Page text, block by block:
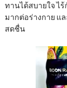
ทานได้สบายใจ ไ
มากต่อร่างกาย แ
สดชื่น